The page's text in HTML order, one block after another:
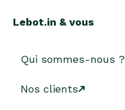
Lebot.in & vous
Qui sommes-nous ?
Nos clients